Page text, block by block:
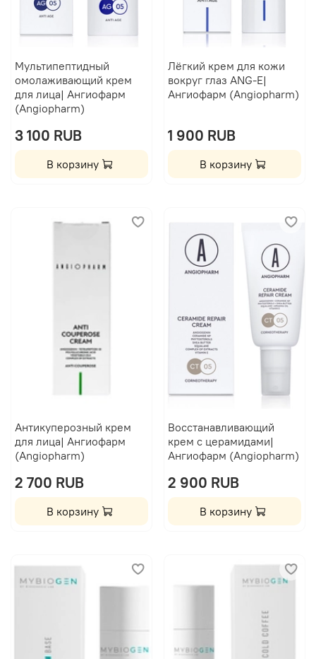
Мультипептидный
омолаживающий крем
для лица| Ангиофарм
(Angiopharm)
3 100 RUB
В корзину
Лёгкий крем для кожи
вокруг глаз ANG-E|
Ангиофарм (Angiopharm)
1 900 RUB
В корзину
Антикуперозный крем
для лица| Ангиофарм
(Angiopharm)
2 700 RUB
В корзину
Восстанавливающий
крем с церамидами|
Ангиофарм (Angiopharm)
2 900 RUB
В корзину